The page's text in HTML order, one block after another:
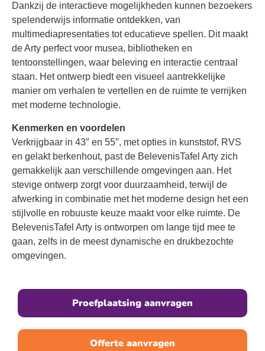
Dankzij de interactieve mogelijkheden kunnen bezoekers
spelenderwijs informatie ontdekken, van
multimediapresentaties tot educatieve spellen. Dit maakt
de Arty perfect voor musea, bibliotheken en
tentoonstellingen, waar beleving en interactie centraal
staan. Het ontwerp biedt een visueel aantrekkelijke
manier om verhalen te vertellen en de ruimte te verrijken
met moderne technologie.
Kenmerken en voordelen
Verkrijgbaar in 43″ en 55″, met opties in kunststof, RVS
en gelakt berkenhout, past de BelevenisTafel Arty zich
gemakkelijk aan verschillende omgevingen aan. Het
stevige ontwerp zorgt voor duurzaamheid, terwijl de
afwerking in combinatie met het moderne design het een
stijlvolle en robuuste keuze maakt voor elke ruimte. De
BelevenisTafel Arty is ontworpen om lange tijd mee te
gaan, zelfs in de meest dynamische en drukbezochte
omgevingen.
Proefplaatsing aanvragen
Offerte aanvragen